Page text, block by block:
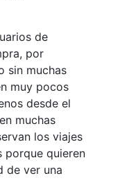
de
por
sin muchas
muy pocos
desde el
muchas
los viajes
porque quieren
de ver una